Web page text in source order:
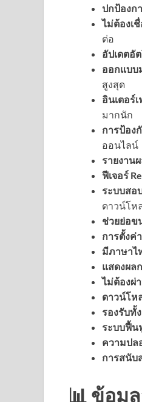
ปกป้องก
ไม่ต้องเ
ต่อ
อัปเดตอั
ออกแบบ
สูงสุด
อินเตอร์
มากนัก
การป้อง
ออนไลน์
รายงาน
ฟีเจอร์
ระบบสอ
ดาวน์โห
ช่วยย่อข
การตั้งค่
มีภาษาไ
แสดงผล
ไม่ต้องผ่
ดาวน์โห
รองรับทั้
ระบบฟื้
ความปล
การสนับ
📊 ข้อมู